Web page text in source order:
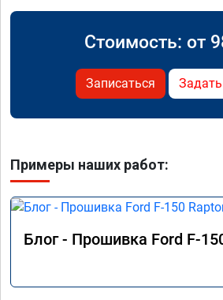
Стоимость: от
Записаться
Примеры наших работ:
Блог - Прошивка Ford F-